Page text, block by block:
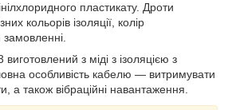
пластикату. Дроти
кольорів ізоляції, колір
з міді з ізоляцією з
особливість кабелю ― витримувати
а також вібраційні навантаження.